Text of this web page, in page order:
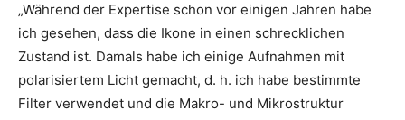
„Während der Expertise schon vor einigen Jahren habe
ich gesehen, dass die Ikone in einen schrecklichen
Zustand ist. Damals habe ich einige Aufnahmen mit
polarisiertem Licht gemacht, d. h. ich habe bestimmte
Filter verwendet und die Makro- und Mikrostruktur